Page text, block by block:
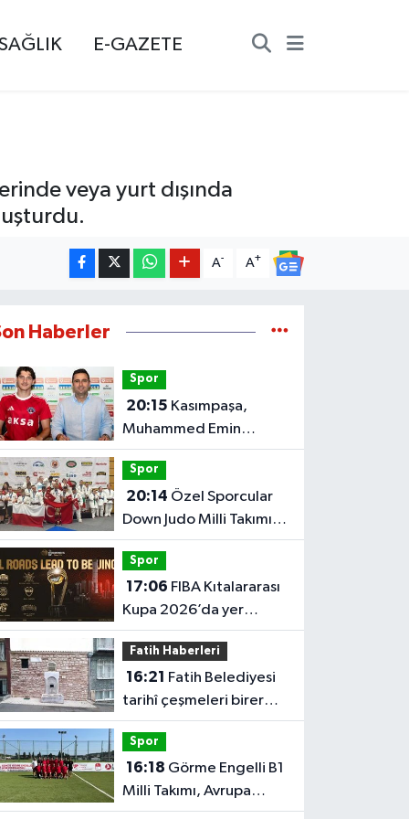
E-GAZETE
veya yurt dışında
A- A+
Haberler
Spor
20:15
Muhammed Emin
Bektaş'ı kadrosuna kattı
Spor
20:14
Down Judo Milli Takımı
namağlup dünya
şampiyonu
Spor
17:06
Kupa 2026’da yer
alacak takımlar belli
oldu
Fatih Haberleri
16:21
tarihî çeşmeleri birer
birer ayağa kaldırıyor
Spor
16:18
Milli Takımı, Avrupa
Şampiyonası'na Riva'da